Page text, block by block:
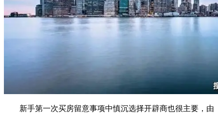
新手第一次买房留意事项中慎沉选择开辟商也很主要，由